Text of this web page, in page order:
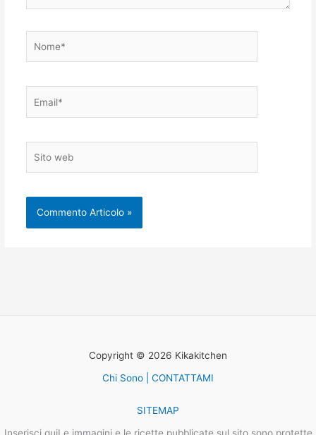
web
Copyright © 2026 Kikakitchen
Chi Sono | CONTATTAMI
SITEMAP